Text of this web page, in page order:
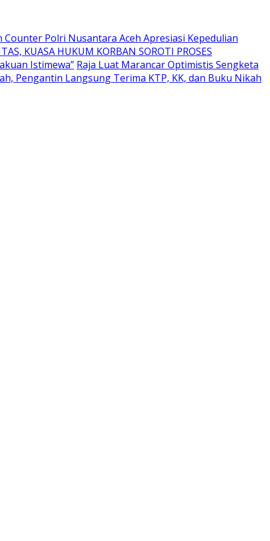
Counter Polri Nusantara Aceh Apresiasi Kepedulian
KUASA HUKUM KORBAN SOROTI PROSES
Istimewa” Raja Luat Marancar Optimistis Sengketa
Pengantin Langsung Terima KTP, KK, dan Buku Nikah